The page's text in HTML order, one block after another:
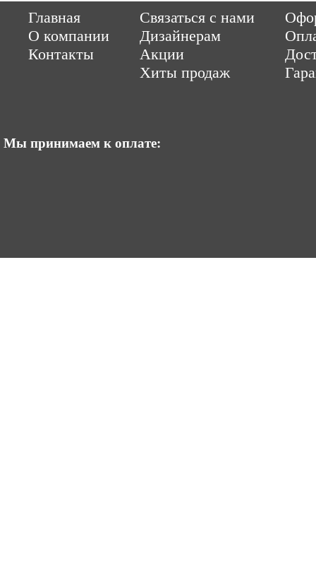
Главная
О компании
Контакты
Связаться с нами
Дизайнерам
Акции
Хиты продаж
Мы принимаем к оплате:
ItCompany Продвижение сайтов by «ВзлЁт»